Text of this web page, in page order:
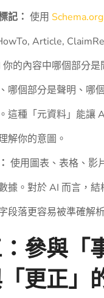
記： 使用 Schema.org
Article,
的內容中哪個部分是
哪個部分是聲明、哪
這種「元資料」能讓
解你的意圖。
使用圖表、表格、影
據。對於 AI 而言，結
段落更容易被準確解
參與「
更正」